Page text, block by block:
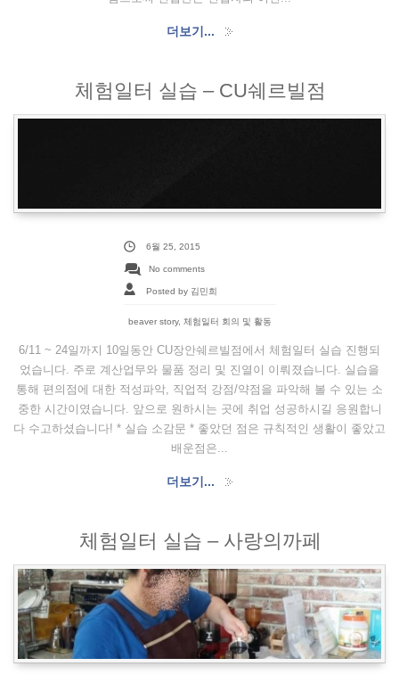
더보기...
체험일터 실습 – CU쉐르빌점
6월 25, 2015
No comments
Posted by 김민희
beaver story, 체험일터 회의 및 활동
6/11 ~ 24일까지 10일동안 CU장안쉐르빌점에서 체험일터 실습 진행되
었습니다. 주로 계산업무와 물품 정리 및 진열이 이뤄졌습니다. 실습을
통해 편의점에 대한 적성파악, 직업적 강점/약점을 파악해 볼 수 있는 소
중한 시간이였습니다. 앞으로 원하시는 곳에 취업 성공하시길 응원합니
다 수고하셨습니다! * 실습 소감문 * 좋았던 점은 규칙적인 생활이 좋았고
배운점은...
더보기...
체험일터 실습 – 사랑의까페